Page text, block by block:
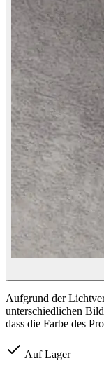
Aufgrund der
unterschiedlichen
dass die Farbe des
Auf Lager